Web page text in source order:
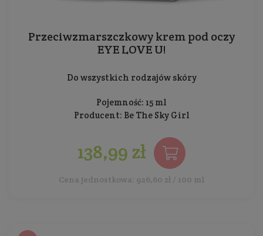
Przeciwzmarszczkowy krem pod oczy
EYE LOVE U!
Do wszystkich rodzajów skóry
Pojemność: 15 ml
Producent: Be The Sky Girl
138,99 zł
Cena jednostkowa: 926,60 zł / 100 ml